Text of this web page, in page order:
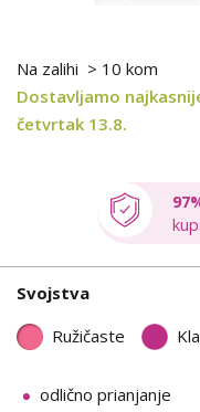
Na zalihi > 10 kom
Dostavljamo
četvrtak 13.8.
Svojstva
Ružičaste
odlično prianjanje